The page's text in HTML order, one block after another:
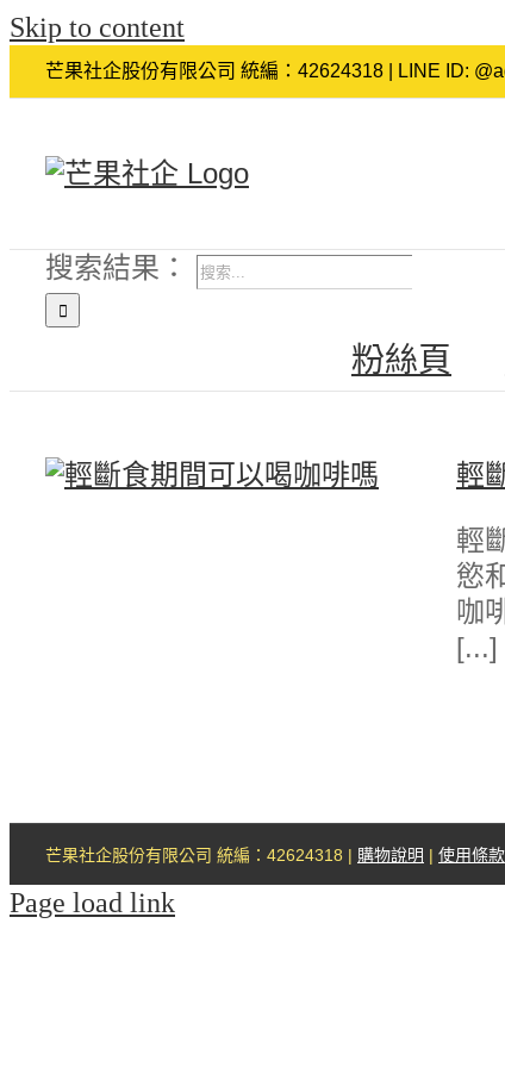
Skip to content
芒果社企股份有限公司 統編：42624318 | LINE ID:
搜索結果：
粉絲頁
輕
輕
慾
咖
[...]
芒果社企股份有限公司 統編：42624318 | 購物說明 | 使用條款
Page load link